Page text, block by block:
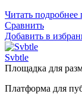
Читать подробнее
Сравнить
Добавить в
Svbtle
Площадка для
Платформа для